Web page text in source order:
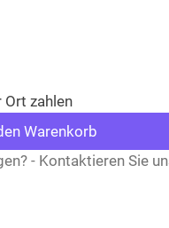
Ort zahlen
Warenkorb
- Kontaktieren Sie